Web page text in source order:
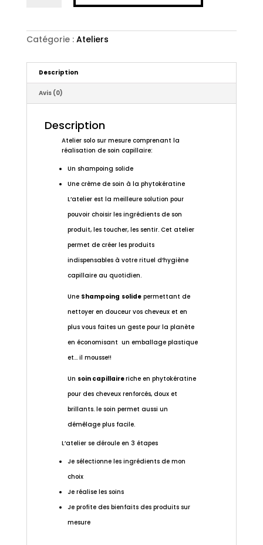
soin
capillaire
Catégorie : Ateliers
Description
Avis (0)
Description
Atelier solo sur mesure comprenant la
réalisation de soin capillaire:
Un shampoing solide
Une crème de soin à la phytokératine
L’atelier est la meilleure solution pour
pouvoir choisir les ingrédients de son
produit, les toucher, les sentir. Cet atelier
permet de créer les produits
indispensables à votre rituel d’hygiène
capillaire au quotidien.
Une Shampoing solide permettant de
nettoyer en douceur vos cheveux et en
plus vous faites un geste pour la planète
en économisant un emballage plastique
et… il mousse!!
Un soin capillaireriche en phytokératine
pour des cheveux renforcés, doux et
brillants. le soin permet aussi un
démêlage plus facile.
L’atelier se déroule en 3 étapes
Je sélectionne les ingrédients de mon
choix
Je réalise les soins
Je profite des bienfaits des produits sur
mesure